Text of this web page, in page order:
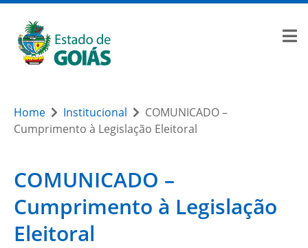
Home Institucional
COMUNICADO –
Cumprimento à Legislação Eleitoral
COMUNICADO –
Cumprimento à Legislação
Eleitoral